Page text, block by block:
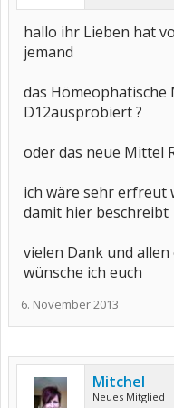
hallo ihr Lieben hat
jemand
das
D12ausprobiert ?
oder das neue Mittel
ich wäre sehr
damit hier beschreibt
vielen Dank und
wünsche ich euch
6. November 2013
Mitchel
Neues Mitglied